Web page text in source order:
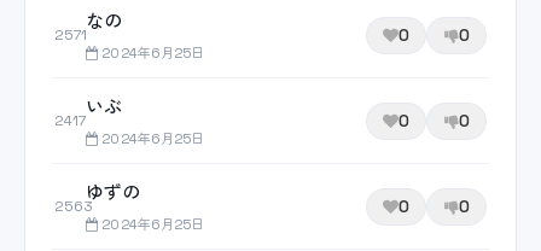
2571
なの
2024年6月25日
0 0
2417
いぶ
2024年6月25日
0 0
2563
ゆずの
2024年6月25日
0 0